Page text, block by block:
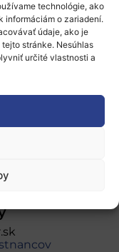
technológie, ako
informáciám o zariadení.
údaje, ako je
stránke. Nesúhlas
určité vlastnosti a
Portál
technických